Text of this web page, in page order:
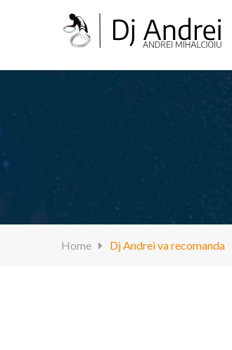
Home Dj Andrei va recomanda